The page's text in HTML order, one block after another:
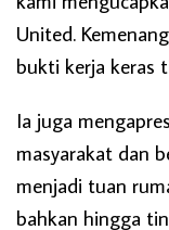
United.
bukti kerja keras
Ia juga
masyarakat dan
menjadi tuan
bahkan hingga